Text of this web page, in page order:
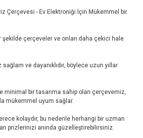
Çerçevesi - Ev Elektroniği İçin Mükemmel bir
şekilde çerçeveler ve onları daha çekici hale
ve dayanıklıdır, böylece uzun yıllar
minimal bir tasarıma sahip olan çerçevemiz,
mükemmel uyum sağlar.
kolaydır, bu nedenle herhangi bir uzman
prizlerinizi anında güzelleştirebilirsiniz.